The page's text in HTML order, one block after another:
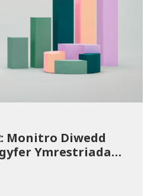
Monitro Diwedd
Ymrestriadau
26